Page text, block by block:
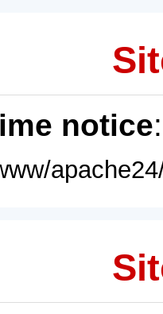
notice